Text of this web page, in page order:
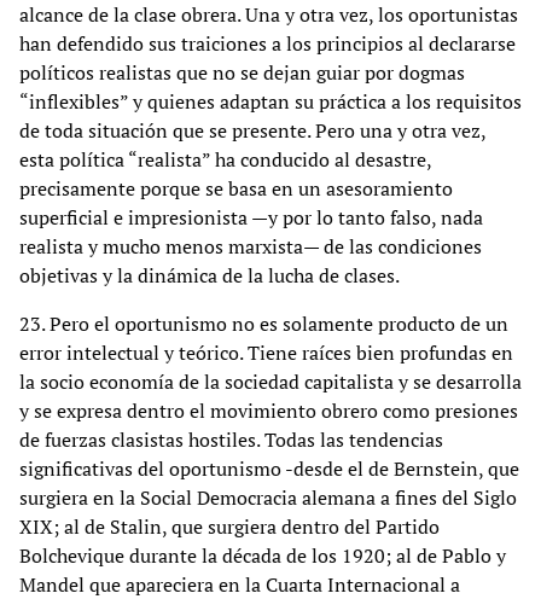
alcance de la clase obrera. Una y otra vez, los oportunistas
han defendido sus traiciones a los principios al declararse
políticos realistas que no se dejan guiar por dogmas
“inflexibles” y quienes adaptan su práctica a los requisitos
de toda situación que se presente. Pero una y otra vez,
esta política “realista” ha conducido al desastre,
precisamente porque se basa en un asesoramiento
superficial e impresionista —y por lo tanto falso, nada
realista y mucho menos marxista— de las condiciones
objetivas y la dinámica de la lucha de clases.
23. Pero el oportunismo no es solamente producto de un
error intelectual y teórico. Tiene raíces bien profundas en
la socio economía de la sociedad capitalista y se desarrolla
y se expresa dentro el movimiento obrero como presiones
de fuerzas clasistas hostiles. Todas las tendencias
significativas del oportunismo -desde el de Bernstein, que
surgiera en la Social Democracia alemana a fines del Siglo
XIX; al de Stalin, que surgiera dentro del Partido
Bolchevique durante la década de los 1920; al de Pablo y
Mandel que apareciera en la Cuarta Internacional a